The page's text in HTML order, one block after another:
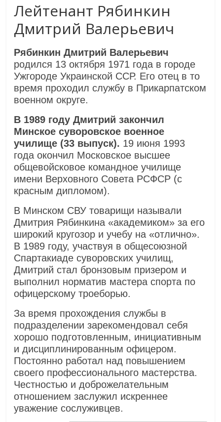
Лейтенант Рябинкин
Дмитрий Валерьевич
Рябинкин Дмитрий Валерьевич
родился 13 октября 1971 года в городе
Ужгороде Украинской ССР. Его отец в то
время проходил службу в Прикарпатском
военном округе.
В 1989 году Дмитрий закончил
Минское суворовское военное
училище (33 выпуск). 19 июня 1993
года окончил Московское высшее
общевойсковое командное училище
имени Верховного Совета РСФСР (с
красным дипломом).
В Минском СВУ товарищи называли
Дмитрия Рябинкина «академиком» за его
широкий кругозор и учебу на «отлично».
В 1989 году, участвуя в общесоюзной
Спартакиаде суворовских училищ,
Дмитрий стал бронзовым призером и
выполнил норматив мастера спорта по
офицерскому троеборью.
За время прохождения службы в
подразделении зарекомендовал себя
хорошо подготовленным, инициативным
и дисциплинированным офицером.
Постоянно работал над повышением
своего профессионального мастерства.
Честностью и доброжелательным
отношением заслужил искреннее
уважение сослуживцев.